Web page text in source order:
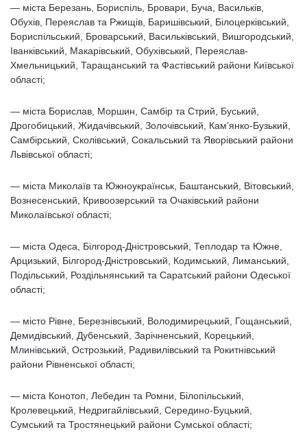
— міста Березань, Бориспіль, Бровари, Буча, Васильків,
Обухів, Переяслав та Ржищів, Баришівський, Білоцерківський,
Бориспільський, Броварський, Васильківський, Вишгородський,
Іванківський, Макарівський, Обухівський, Переяслав-
Хмельницький, Таращанський та Фастівський райони Київської
області;
— міста Борислав, Моршин, Самбір та Стрий, Буський,
Дрогобицький, Жидачівський, Золочівський, Кам’янко-Бузький,
Самбірський, Сколівський, Сокальський та Яворівський райони
Львівської області;
— міста Миколаїв та Южноукраїнськ, Баштанський, Вітовський,
Вознесенський, Кривоозерський та Очаківський райони
Миколаївської області;
— міста Одеса, Білгород-Дністровський, Теплодар та Южне,
Арцизький, Білгород-Дністровський, Кодимський, Лиманський,
Подільський, Роздільнянський та Саратський райони Одеської
області;
— місто Рівне, Березнівський, Володимирецький, Гощанський,
Демидівський, Дубенський, Зарічненський, Корецький,
Млинівський, Острозький, Радивилівський та Рокитнівський
райони Рівненської області;
— міста Конотоп, Лебедин та Ромни, Білопільський,
Кролевецький, Недригайлівський, Середино-Буцький,
Сумський та Тростянецький райони Сумської області;